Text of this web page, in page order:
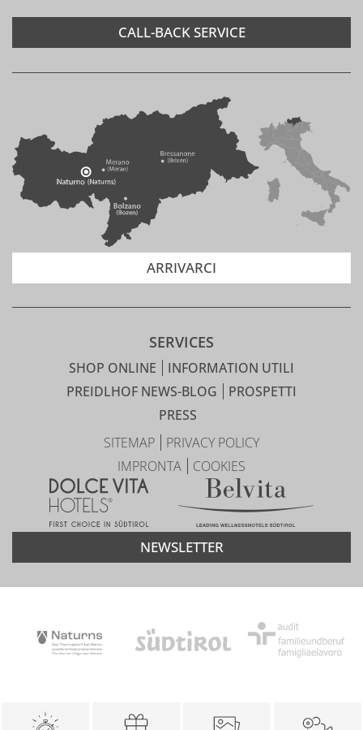
ARRIVARCI
CALL-BACK SERVICE
SERVICES
SHOP ONLINE
INFORMATION UTILI
PREIDLHOF NEWS-BLOG
PROSPETTI
PRESS
SITEMAP
PRIVACY POLICY
IMPRONTA
COOKIES
NEWSLETTER